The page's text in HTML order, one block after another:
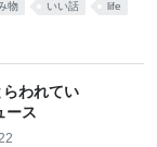
物 いい話 life
われてい
ース